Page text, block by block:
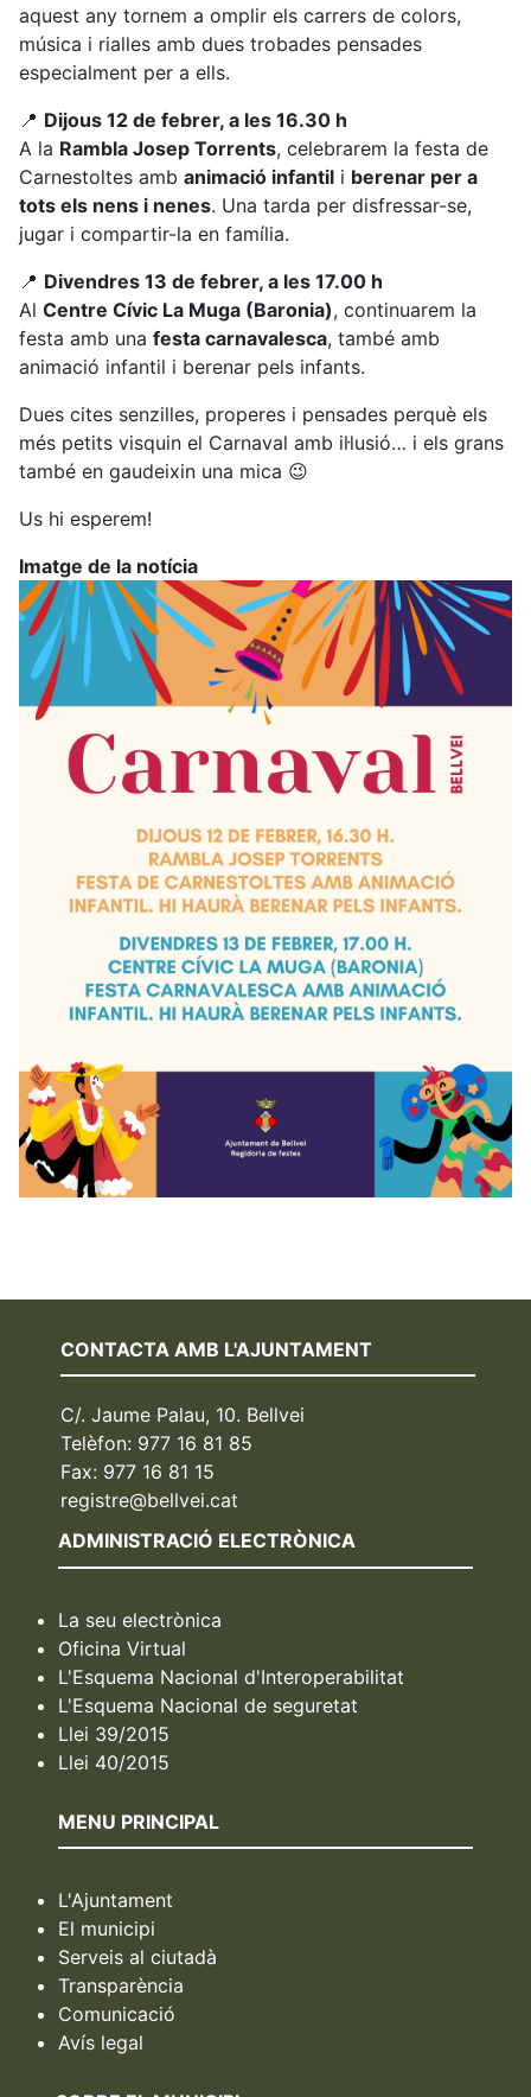
aquest any tornem a omplir els carrers de colors,
música i rialles amb dues trobades pensades
especialment per a ells.
📍 Dijous 12 de febrer, a les 16.30 h
A la Rambla Josep Torrents, celebrarem la festa de
Carnestoltes amb animació infantil i berenar per a
tots els nens i nenes. Una tarda per disfressar-se,
jugar i compartir-la en família.
📍 Divendres 13 de febrer, a les 17.00 h
Al Centre Cívic La Muga (Baronia), continuarem la
festa amb una festa carnavalesca, també amb
animació infantil i berenar pels infants.
Dues cites senzilles, properes i pensades perquè els
més petits visquin el Carnaval amb il·lusió… i els grans
també en gaudeixin una mica 😉
Us hi esperem!
Imatge de la notícia
CONTACTA AMB L'AJUNTAMENT
C/. Jaume Palau, 10. Bellvei
Telèfon: 977 16 81 85
Fax: 977 16 81 15
registre@bellvei.cat
ADMINISTRACIÓ ELECTRÒNICA
La seu electrònica
Oficina Virtual
L'Esquema Nacional d'Interoperabilitat
L'Esquema Nacional de seguretat
Llei 39/2015
Llei 40/2015
MENU PRINCIPAL
L'Ajuntament
El municipi
Serveis al ciutadà
Transparència
Comunicació
Avís legal